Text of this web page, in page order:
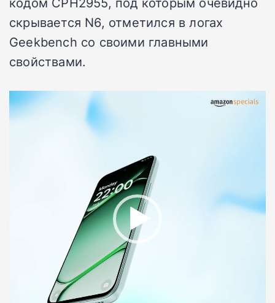
скрывается N6, отметился в логах
Geekbench со своими главными
свойствами.
Видеоплеер